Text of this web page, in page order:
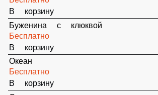
Бесплатно
В корзину
Овощная
Бесплатно
В корзину